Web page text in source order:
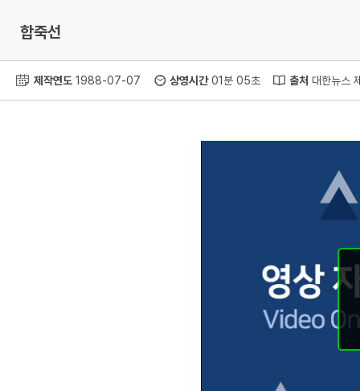
합죽선
제작연도 1988-07-07 상영시간01분 05초 출처 대한뉴스